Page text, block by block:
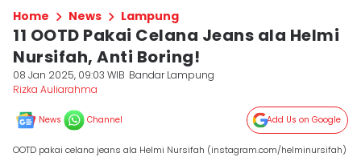
Home News Lampung
11 OOTD Pakai Celana Jeans ala Helmi
Nursifah, Anti Boring!
08 Jan 2025, 09:03 WIB Bandar Lampung
Rizka Auliarahma
News Channel Add Us on Google
OOTD pakai celana jeans ala Helmi Nursifah (instagram.com/helminursifah)